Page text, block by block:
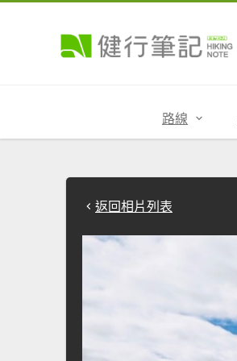
路線
返回相片列表